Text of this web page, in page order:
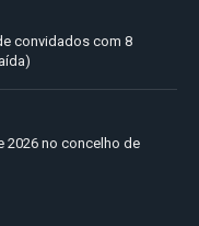
convidados com 8
2026 no concelho de